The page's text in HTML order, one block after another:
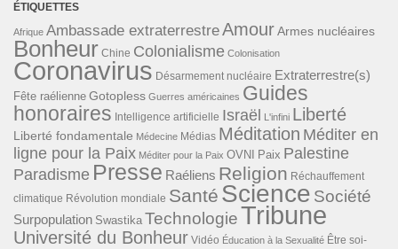
ÉTIQUETTES
Afrique Ambassade extraterrestreAmourArmes nucléaires
Bonheur Chine Colonialisme Colonisation
Coronavirus Désarmement nucléaire Extraterrestre(s)
Fête raélienne Gotopless Guerres américaines Guides
honoraires Intelligence artificielle Israël L'infini Liberté
Liberté fondamentale Médecine Médias Méditation Méditer en
ligne pour la Paix Méditer pour la Paix OVNI Paix Palestine
Paradisme Presse Raéliens Religion Réchauffement
climatique Révolution mondiale Santé Science Société
Surpopulation Swastika TechnologieTribune
Université du Bonheur Vidéo Éducation à la Sexualité Être soi-